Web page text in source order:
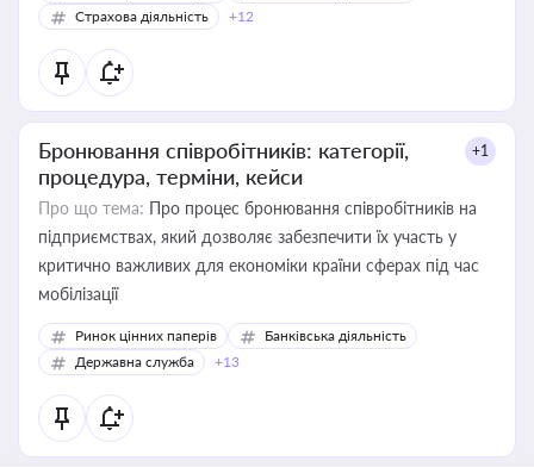
Страхова діяльність
+12
Бронювання співробітників: категорії,
процедура, терміни, кейси
+1
Про що тема: Про процес бронювання співробітників на
підприємствах, який дозволяє забезпечити їх участь у
критично важливих для економіки країни сферах під час
мобілізації
Ринок цінних паперів
Банківська діяльність
Державна служба
+13